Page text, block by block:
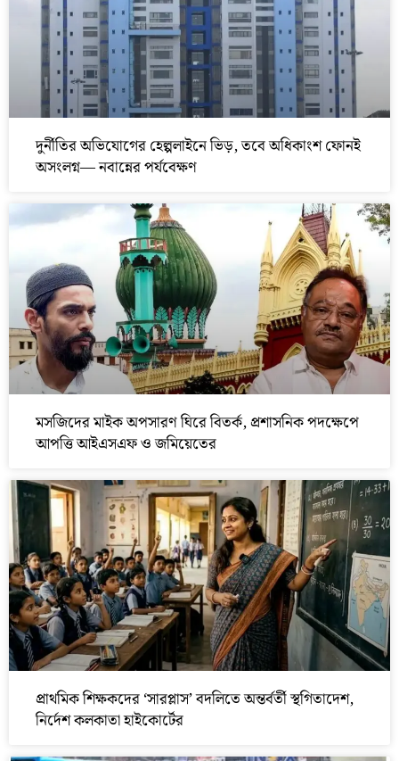
দুর্নীতির অভিযোগের হেল্পলাইনে ভিড়, তবে অধিকাংশ ফোনই
অসংলগ্ন— নবান্নের পর্যবেক্ষণ
মসজিদের মাইক অপসারণ ঘিরে বিতর্ক, প্রশাসনিক পদক্ষেপে
আপত্তি আইএসএফ ও জমিয়েতের
প্রাথমিক শিক্ষকদের ‘সারপ্লাস’ বদলিতে অন্তর্বর্তী স্থগিতাদেশ,
নির্দেশ কলকাতা হাইকোর্টের